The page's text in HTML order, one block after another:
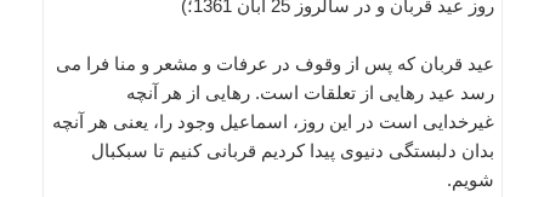
روز عيد قربان و در سالروز 25 آبان 1361؛)
عید قربان که پس از وقوف در عرفات و مشعر و منا فرا مى
رسد عید رهایى از تعلقات است. رهایى از هر آنچه
غیرخدایى است در این روز، اسماعیل وجود را، یعنى هر آنچه
بدان دلبستگى دنیوى پیدا کردیم قربانى کنیم تا سبکبال
شویم.